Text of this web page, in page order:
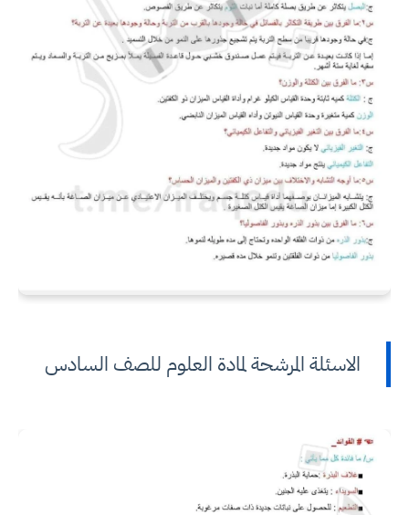
الاسئلة المرشحة لمادة العلوم للصف السادس